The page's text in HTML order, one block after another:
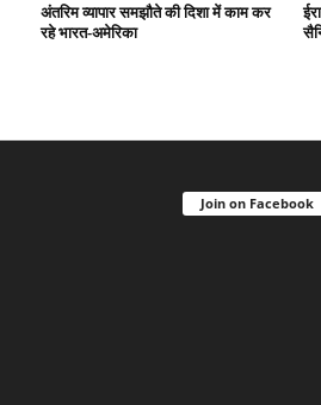
अंतरिम व्यापार समझौते की दिशा में काम कर
रहे भारत-अमेरिका
Join on Facebook